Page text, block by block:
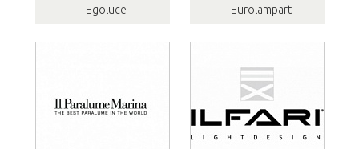
Egoluce Eurolampart